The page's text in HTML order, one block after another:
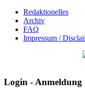
Redaktionelles
Archiv
FAQ
Impressum /
Login - Anmeldung